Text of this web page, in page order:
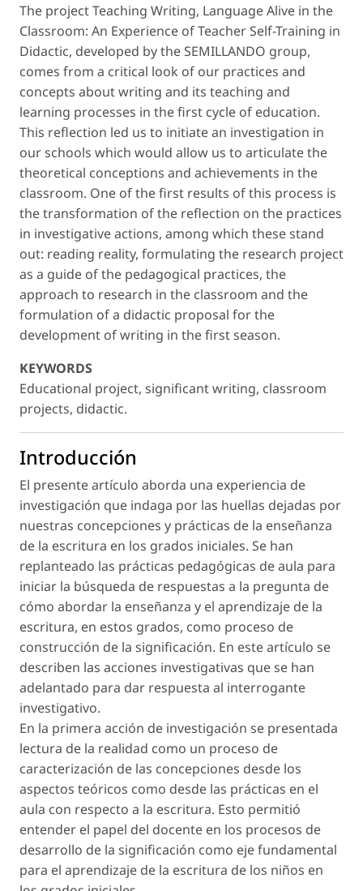
The project Teaching Writing, Language Alive in the
Classroom: An Experience of Teacher Self-Training in
Didactic, developed by the SEMILLANDO group,
comes from a critical look of our practices and
concepts about writing and its teaching and
learning processes in the first cycle of education.
This reflection led us to initiate an investigation in
our schools which would allow us to articulate the
theoretical conceptions and achievements in the
classroom. One of the first results of this process is
the transformation of the reflection on the practices
in investigative actions, among which these stand
out: reading reality, formulating the research project
as a guide of the pedagogical practices, the
approach to research in the classroom and the
formulation of a didactic proposal for the
development of writing in the first season.
KEYWORDS
Educational project, significant writing, classroom
projects, didactic.
Introducción
El presente artículo aborda una experiencia de
investigación que indaga por las huellas dejadas por
nuestras concepciones y prácticas de la enseñanza
de la escritura en los grados iniciales. Se han
replanteado las prácticas pedagógicas de aula para
iniciar la búsqueda de respuestas a la pregunta de
cómo abordar la enseñanza y el aprendizaje de la
escritura, en estos grados, como proceso de
construcción de la significación. En este artículo se
describen las acciones investigativas que se han
adelantado para dar respuesta al interrogante
investigativo.
En la primera acción de investigación se presentada
lectura de la realidad como un proceso de
caracterización de las concepciones desde los
aspectos teóricos como desde las prácticas en el
aula con respecto a la escritura. Esto permitió
entender el papel del docente en los procesos de
desarrollo de la significación como eje fundamental
para el aprendizaje de la escritura de los niños en